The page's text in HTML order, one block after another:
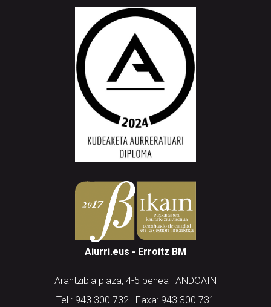
Aiurri.eus - Erroitz BM
Arantzibia plaza, 4-5 behea | ANDOAIN
Tel.: 943 300 732 | Faxa: 943 300 731